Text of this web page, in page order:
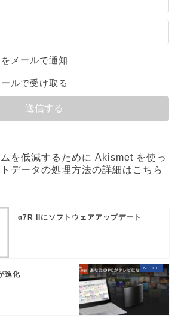
メールで通知
ルで受け取る
を低減するために Akismet を使っ
データの処理方法の詳細はこちら
α7R IIにソフトウェアアップデート
進化